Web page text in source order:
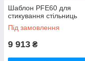
Шаблон PFE60 для
стикування стільниць
Під замовлення
9 913 ₴